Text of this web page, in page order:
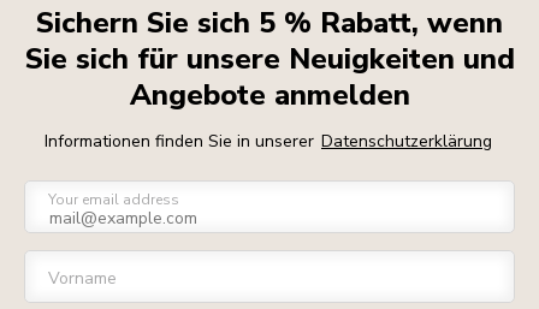
Sichern Sie sich 5 % Rabatt, wenn
Sie sich für unsere Neuigkeiten und
Angebote anmelden
Informationen finden Sie in unserer Datenschutzerklärung
Your email address
Vorname